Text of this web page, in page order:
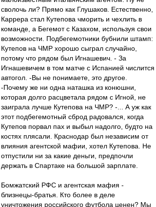
сволочь ли? Прямо как Глушаков. Естественно,
Каррера стал Кутепова чморить и чехлить в
команде, а Бегемот с Казахом, используя свои
возможности. Подбегемотники бубнили штамп:
Кутепов на ЧМР хорошо сыграл случайно,
потому что рядом был Игнашевич. - За
Игнашевичем в том матче с Испанией числится
автогол. -Вы не понимаете, это другое.
-Почему же ни одна наташка из конюшни,
которая долго расцветала рядом с Игной, не
заиграла лучше Кутепова на ЧМР? -... А уж как
этот подбегемотный сброд радовался, когда
Кутепов порвал пах и выбыл надолго, будто на
костях плясали. Краснодар был независим от
влияния агентской мафии, хотел Кутепова. Не
отпустили ни за какие деньги, предпочли
держать в Спартаке на большой зарплате.
Бомжатский РФС и агентская мафия -
близнецы-братья. Кто более в деле
уничтожения российского футбола ценен? Мы